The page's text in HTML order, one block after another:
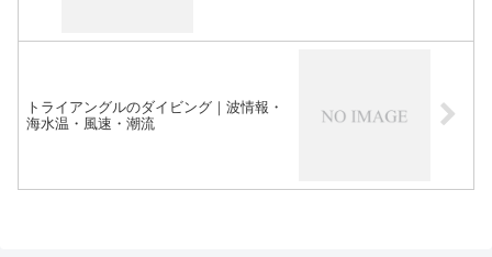
トライアングルのダイビング｜波情報・
海水温・風速・潮流